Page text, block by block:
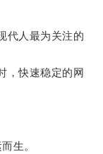
人最为关注的
快速稳定的网
生。